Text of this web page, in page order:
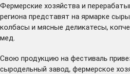
Фермерские хозяйства и
региона представят на ярмарке
колбасы и мясные деликатесы,
мед.
Свою продукцию на фестиваль
сыродельный завод, фермерское